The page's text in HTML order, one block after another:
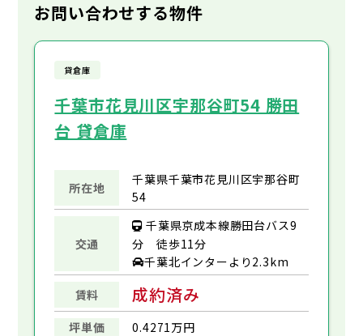
お問い合わせする物件
貸倉庫
千葉市花見川区宇那谷町54 勝田
台 貸倉庫
所在地
千葉県千葉市花見川区宇那谷町
54
交通
千葉県京成本線勝田台バス9
分 徒歩11分
千葉北インターより2.3km
賃料 成約済み
坪単価
0.4271万円